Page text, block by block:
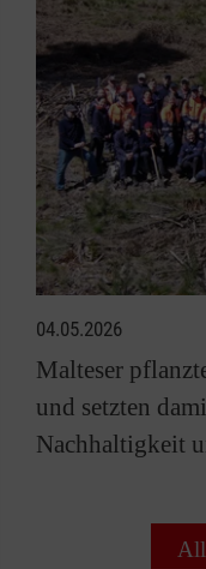
04.05.2026
Malteser
und setzten
Nachhaltigkeit